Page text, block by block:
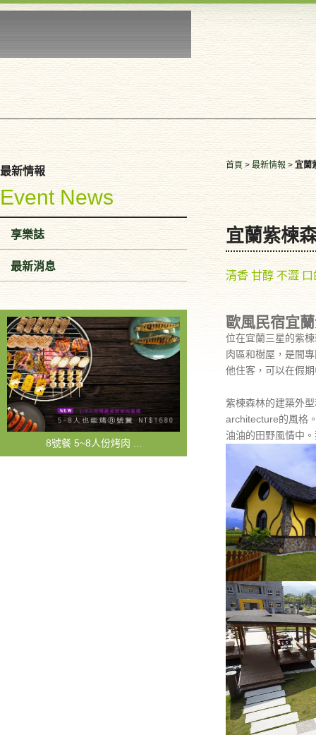
最新情報
Event News
享樂誌
最新消息
8號餐 5~8人份烤肉 ...
首頁 > 最新情報 > 宜蘭
宜蘭紫楝
清香 甘醇 不澀
歐風民宿宜
位在宜蘭三星的紫
肉區和樹屋，是間
他住客，可以在假
紫楝森林的建築外
architecture的風格
油油的田野風情中